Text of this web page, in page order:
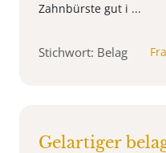
Zahnbürste gut i ...
Stichwort: Belag
Gelartiger